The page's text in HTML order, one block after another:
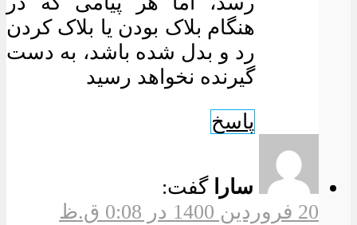
هنگام بلاک بودن یا بلاک کردن
رد و بدل شده باشد، به دست
گیرنده نخواهد رسید
پاسخ
سارا
گفت:
20 فروردین 1400 در 0:08 ق.ظ